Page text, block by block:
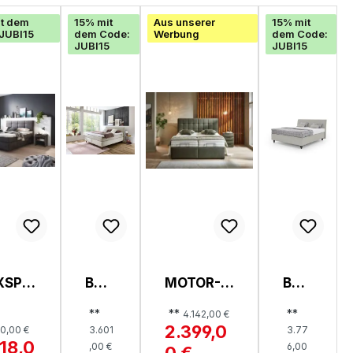
dem
€
15% mit
dem Code:
JUBI15
BOX
NGB
ETT,
**
3.601
,00 €
Aus unserer
Werbung
MOTOR-
GBETT,
OHIO
** 4.142,00 €
2.399,0
15% mit
dem Code:
JUBI15
BOX
ING
BET
**
3.77
6,00